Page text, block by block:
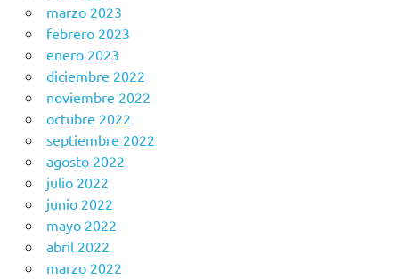
marzo 2023
febrero 2023
enero 2023
diciembre 2022
noviembre 2022
octubre 2022
septiembre 2022
agosto 2022
julio 2022
junio 2022
mayo 2022
abril 2022
marzo 2022